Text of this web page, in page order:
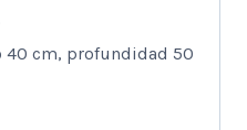
40 cm, profundidad 50